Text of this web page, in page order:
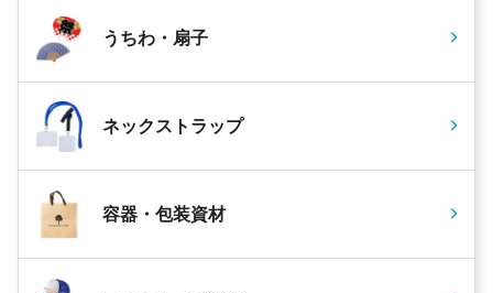
うちわ・扇子
ネックストラップ
容器・包装資材